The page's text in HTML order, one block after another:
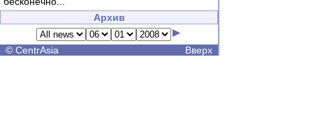
Архив
© CentrAsia Вверх